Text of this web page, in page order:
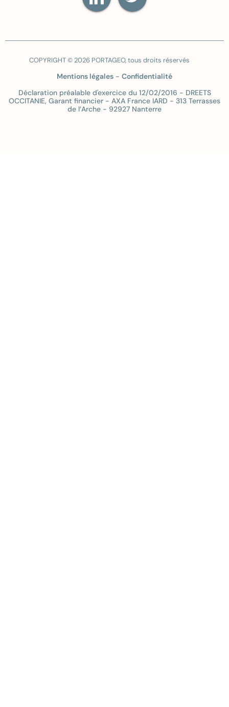
COPYRIGHT © 2026 PORTAGEO, tous droits réservés
Mentions légales - Confidentialité
Déclaration préalable d'exercice du 12/02/2016 - DREETS
OCCITANIE, Garant financier - AXA France IARD - 313 Terrasses
de l’Arche - 92927 Nanterre